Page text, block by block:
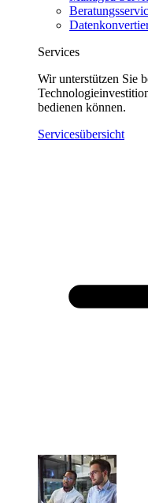
Services
Wir unterstützen Sie
bedienen können.
Servicesübersicht